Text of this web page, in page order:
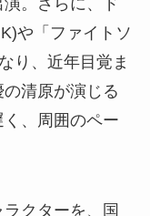
や「ファイトソ
り、近年目覚ま
清原が演じる
、周囲のペー
クターを、国